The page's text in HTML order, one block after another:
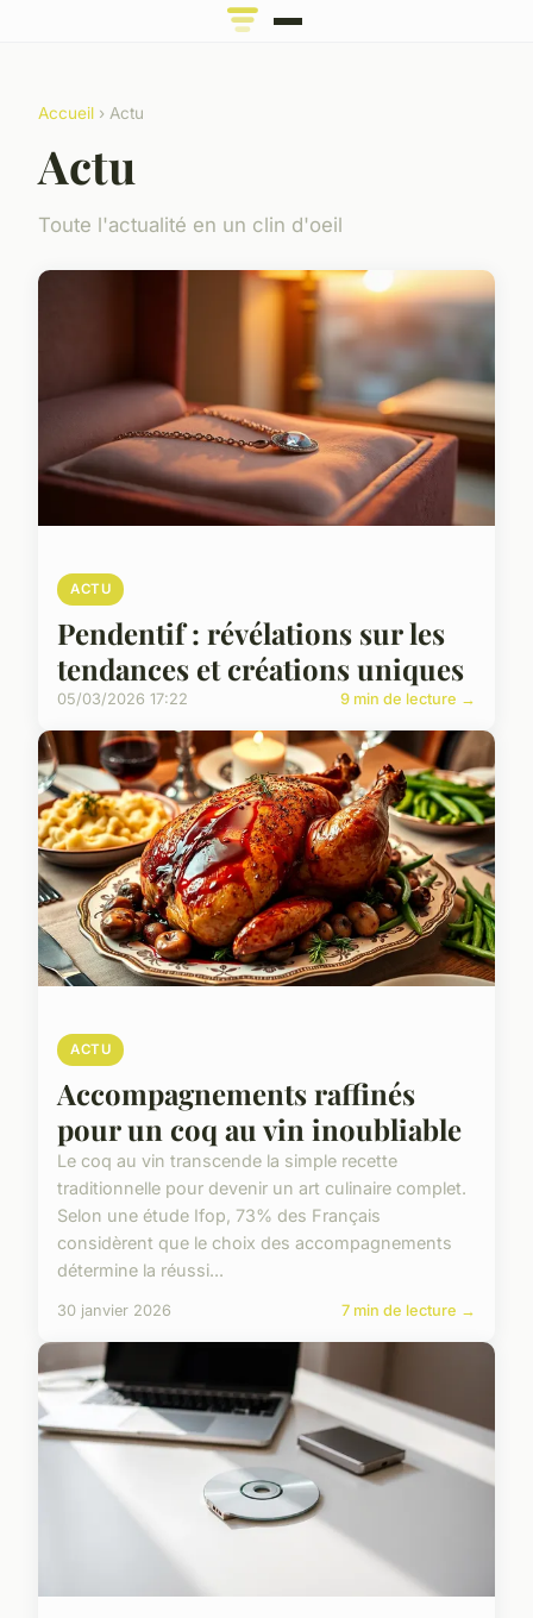
Accueil › Actu
Actu
Toute l'actualité en un clin d'oeil
ACTU
Pendentif : révélations sur les
tendances et créations uniques
05/03/2026 17:22 9 min de lecture →
ACTU
Accompagnements raffinés
pour un coq au vin inoubliable
Le coq au vin transcende la simple recette
traditionnelle pour devenir un art culinaire complet.
Selon une étude Ifop, 73% des Français
considèrent que le choix des accompagnements
détermine la réussi...
30 janvier 2026 7 min de lecture →